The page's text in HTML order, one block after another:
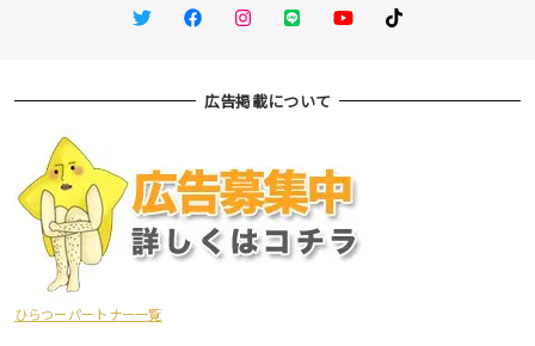
TwitterFacebookInstagram
LINE You TubeTikTok
広告掲載について
ひらつーパートナー一覧